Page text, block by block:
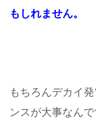
もしれません。
もちろんデカイ
ンスが大事なんで